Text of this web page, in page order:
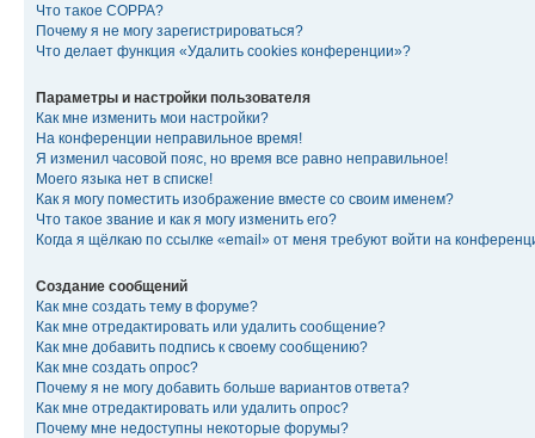
Что такое COPPA?
Почему я не могу зарегистрироваться?
Что делает функция «Удалить cookies конференции»?
Параметры и настройки пользователя
Как мне изменить мои настройки?
На конференции неправильное время!
Я изменил часовой пояс, но время все равно неправильное!
Моего языка нет в списке!
Как я могу поместить изображение вместе со своим именем?
Что такое звание и как я могу изменить его?
Когда я щёлкаю по ссылке «email» от меня требуют войти на
Создание сообщений
Как мне создать тему в форуме?
Как мне отредактировать или удалить сообщение?
Как мне добавить подпись к своему сообщению?
Как мне создать опрос?
Почему я не могу добавить больше вариантов ответа?
Как мне отредактировать или удалить опрос?
Почему мне недоступны некоторые форумы?